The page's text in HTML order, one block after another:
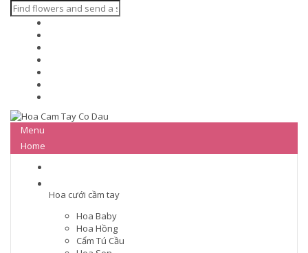
Menu
Home
Hoa cưới cầm tay
Hoa Baby
Hoa Hồng
Cẩm Tú Cầu